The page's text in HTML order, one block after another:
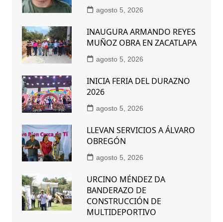
agosto 5, 2026
INAUGURA ARMANDO REYES
MUÑOZ OBRA EN ZACATLAPA
agosto 5, 2026
INICIA FERIA DEL DURAZNO
2026
agosto 5, 2026
LLEVAN SERVICIOS A ÁLVARO
OBREGÓN
agosto 5, 2026
URCINO MÉNDEZ DA
BANDERAZO DE
CONSTRUCCIÓN DE
MULTIDEPORTIVO